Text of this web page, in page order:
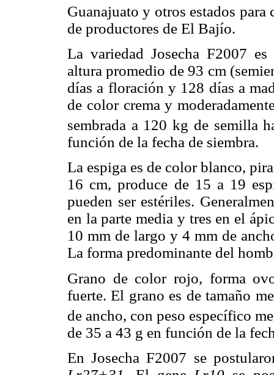
Guanajuato y otros estados
de productores de El Bajío.
La variedad Josecha F2007
altura promedio de 93 cm
días a floración y 128 días a
de color crema y
sembrada a 120 kg de semilla
función de la fecha de siembra.
La espiga es de color blanco,
16 cm, produce de 15 a 19
pueden ser estériles.
en la parte media y tres en el
10 mm de largo y 4 mm de
La forma predominante del
Grano de color rojo, forma
fuerte. El grano es de tamaño
de ancho, con peso específico
de 35 a 43 g en función de la
En Josecha F2007 se